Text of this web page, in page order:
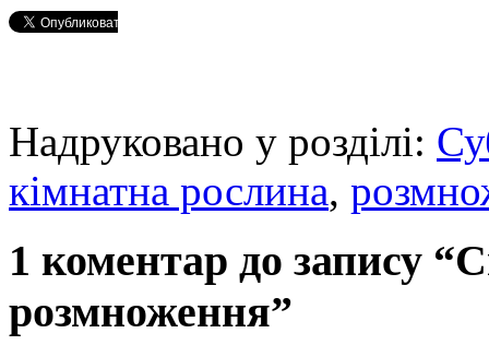
Надруковано у розділі:
кімнатна рослина,
1 коментар до запису
розмноження”